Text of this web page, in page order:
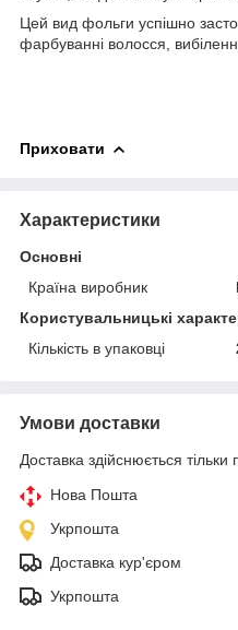
Цей вид фольги успішно
фарбуванні волосся,
Приховати
Характеристики
Основні
Країна виробник
Користувальницькі
Кількість в упаковці
Умови доставки
Доставка здійснюється тільки
Нова Пошта
Укрпошта
Доставка кур'єром
Укрпошта